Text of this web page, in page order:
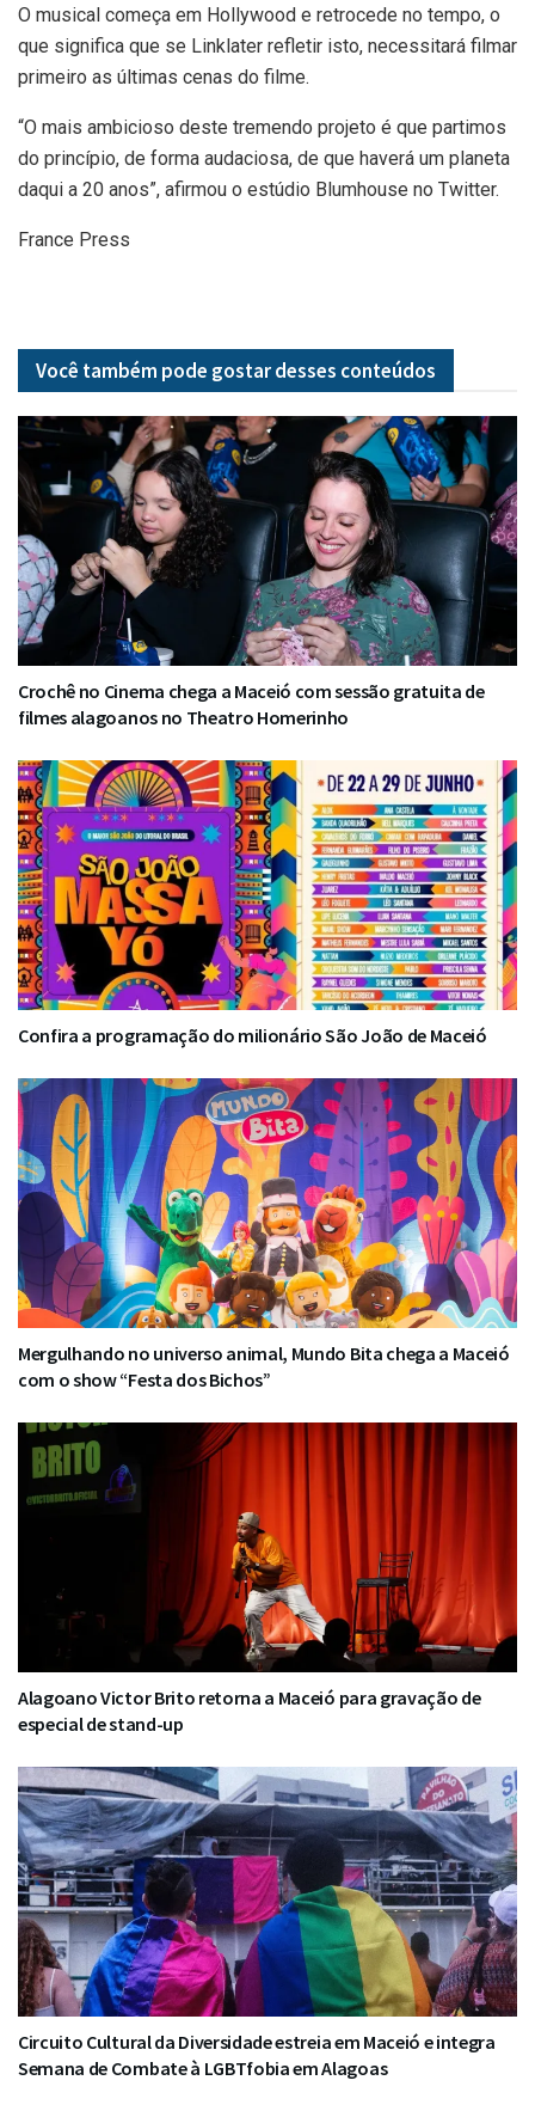
O musical começa em Hollywood e retrocede no tempo, o
que significa que se Linklater refletir isto, necessitará filmar
primeiro as últimas cenas do filme.
“O mais ambicioso deste tremendo projeto é que partimos
do princípio, de forma audaciosa, de que haverá um planeta
daqui a 20 anos”, afirmou o estúdio Blumhouse no Twitter.
France Press
Você também pode gostar desses conteúdos
Crochê no Cinema chega a Maceió com sessão gratuita de
filmes alagoanos no Theatro Homerinho
Confira a programação do milionário São João de Maceió
Mergulhando no universo animal, Mundo Bita chega a Maceió
com o show “Festa dos Bichos”
Alagoano Victor Brito retorna a Maceió para gravação de
especial de stand-up
Circuito Cultural da Diversidade estreia em Maceió e integra
Semana de Combate à LGBTfobia em Alagoas